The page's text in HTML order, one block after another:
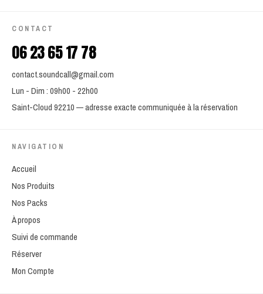
CONTACT
06 23 65 17 78
contact.soundcall@gmail.com
Lun - Dim : 09h00 - 22h00
Saint-Cloud 92210 — adresse exacte communiquée à la réservation
NAVIGATION
Accueil
Nos Produits
Nos Packs
À propos
Suivi de commande
Réserver
Mon Compte